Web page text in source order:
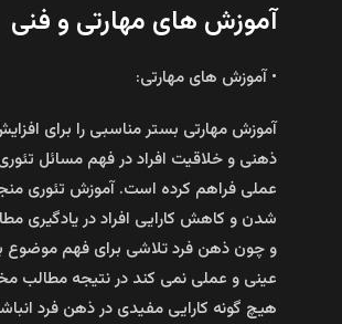
آموزش های مهارتی و فنی
• آموزش های مهارتی:
آموزش مهارتی بستر مناسبی را برای
ذهنی و خلاقیت افراد در فهم مسائل
عملی فراهم کرده است. آموزش تئوری
شدن و کاهش کارایی افراد در یادگیری
و چون ذهن فرد تلاشی برای فهم موضوع
عینی و عملی نمی کند در نتیجه مطالب
هیچ گونه کارایی مفیدی در ذهن فرد